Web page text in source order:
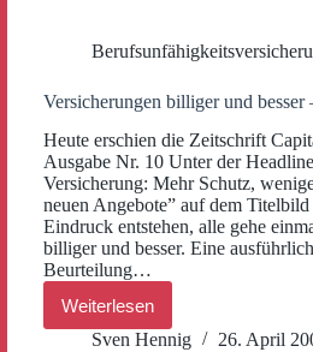
Versicherungen billiger und besser
Heute erschien die Zeitschrift
Ausgabe Nr. 10 Unter der
Versicherung: Mehr Schutz,
neuen Angebote” auf dem Titelbild
Eindruck entstehen, alle gehe
billiger und besser. Eine
Beurteilung…
WeiterlesenVersicherungen
billiger
Sven Hennig 26. April